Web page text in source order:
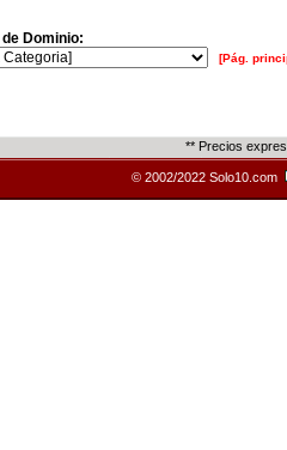
Dominio:
[Pág.
** Precios
© 2002/2022 Solo10.com